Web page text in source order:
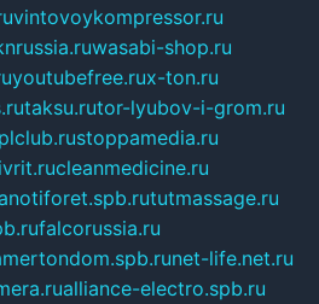
vintovoykompressor.ru
wasabi-shop.ru
youtubefree.rux-ton.ru
taksu.rutor-lyubov-i-grom.ru
stoppamedia.ru
cleanmedicine.ru
tutmassage.ru
falcorussia.ru
net-life.net.ru
alliance-electro.spb.ru